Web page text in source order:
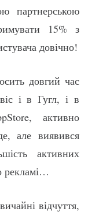
партнерською
15% з
довічно!
довгий час
і в Гугл, і в
активно
але виявився
активних
рекламі…
відчуття,